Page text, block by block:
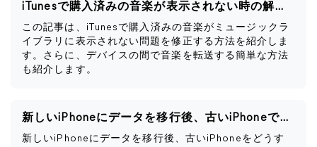
iTunesで購入済みの音楽が表示されない時の解決策
この記事は、iTunesで購入済みの音楽がミュージックラ
イブラリに表示されない問題を修正する方法を紹介しま
す。さらに、デバイスの間で音楽を転送する簡単な方法
も紹介します。
新しいiPhoneにデータを移行後、古いiPhoneですべきこと
新しいiPhoneにデータを移行後、古いiPhoneをどうす